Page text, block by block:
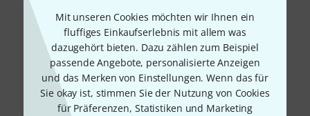
Mit unseren Cookies möchten wir Ihnen ein
fluffiges Einkaufserlebnis mit allem was
dazugehört bieten. Dazu zählen zum Beispiel
passende Angebote, personalisierte Anzeigen
und das Merken von Einstellungen. Wenn das für
Sie okay ist, stimmen Sie der Nutzung von Cookies
für Präferenzen, Statistiken und Marketing